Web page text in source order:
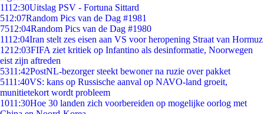
1112:30Uitslag PSV - Fortuna Sittard
512:07Random Pics van de Dag #1981
7512:04Random Pics van de Dag #1980
1112:04Iran stelt zes eisen aan VS voor heropening Straat van Hormuz
1212:03FIFA ziet kritiek op Infantino als desinformatie, Noorwegen
eist zijn aftreden
5311:42PostNL-bezorger steekt bewoner na ruzie over pakket
5111:40VS: kans op Russische aanval op NAVO-land groeit,
munitietekort wordt probleem
1011:30Hoe 30 landen zich voorbereiden op mogelijke oorlog met